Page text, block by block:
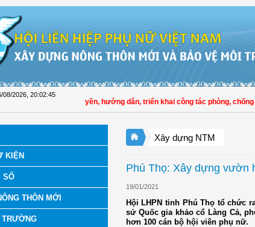
08/2026 20:02:46
Đồng Tháp tuyên truyền, hướng dẫn, triển khai công tác phòng, chống dịch
KIỆN
SỐ
THÔN MỚI
TRƯỜNG
Xây dựng NTM
Phú Thọ: Xây dựng vườn
19/01/2021
Hội LHPN tỉnh Phú Thọ tổ chức
sử Quốc gia khảo cổ Làng Cả,
hơn 100 cán bộ hội viên phụ nữ.